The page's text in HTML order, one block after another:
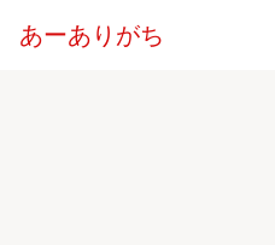
あーありがち